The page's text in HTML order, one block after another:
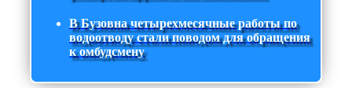
В Бузовна четырехмесячные работы по
водоотводу стали поводом для обращения
к омбудсмену